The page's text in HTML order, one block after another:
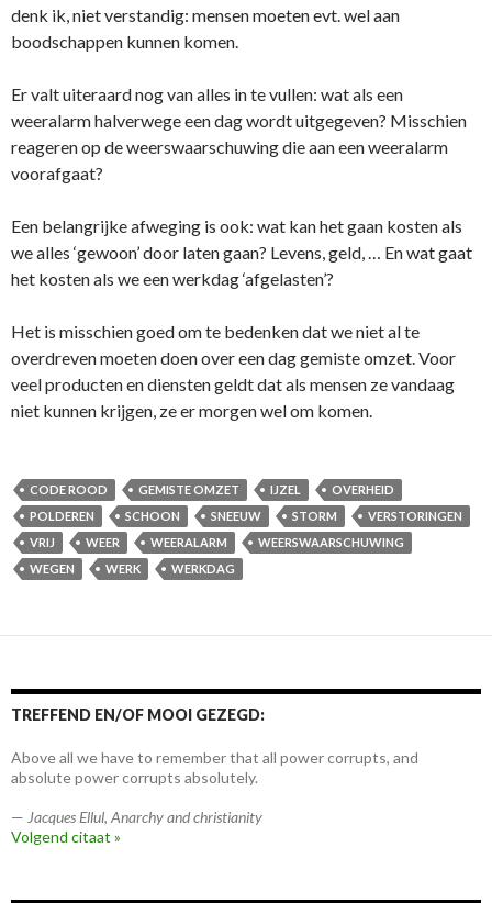
denk ik, niet verstandig: mensen moeten evt. wel aan
boodschappen kunnen komen.
Er valt uiteraard nog van alles in te vullen: wat als een
weeralarm halverwege een dag wordt uitgegeven? Misschien
reageren op de weerswaarschuwing die aan een weeralarm
voorafgaat?
Een belangrijke afweging is ook: wat kan het gaan kosten als
we alles ‘gewoon’ door laten gaan? Levens, geld, … En wat gaat
het kosten als we een werkdag ‘afgelasten’?
Het is misschien goed om te bedenken dat we niet al te
overdreven moeten doen over een dag gemiste omzet. Voor
veel producten en diensten geldt dat als mensen ze vandaag
niet kunnen krijgen, ze er morgen wel om komen.
CODE ROOD GEMISTE OMZET IJZEL
OVERHEID
POLDEREN
SCHOON SNEEUW STORM
VERSTORINGEN
VRIJ
WEER WEERALARM
WEERSWAARSCHUWING
WEGEN
WERK WERKDAG
TREFFEND EN/OF MOOI GEZEGD:
Above all we have to remember that all power corrupts, and
absolute power corrupts absolutely.
— Jacques Ellul, Anarchy and christianity
Volgend citaat »